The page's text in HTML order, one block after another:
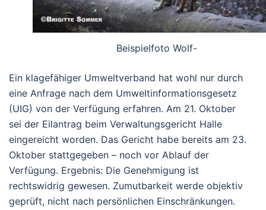
Beispielfoto Wolf-
Ein klagefähiger Umweltverband hat wohl nur durch
eine Anfrage nach dem Umweltinformationsgesetz
(UIG) von der Verfügung erfahren. Am 21. Oktober
sei der Eilantrag beim Verwaltungsgericht Halle
eingereicht worden. Das Gericht habe bereits am 23.
Oktober stattgegeben – noch vor Ablauf der
Verfügung. Ergebnis: Die Genehmigung ist
rechtswidrig gewesen. Zumutbarkeit werde objektiv
geprüft, nicht nach persönlichen Einschränkungen.